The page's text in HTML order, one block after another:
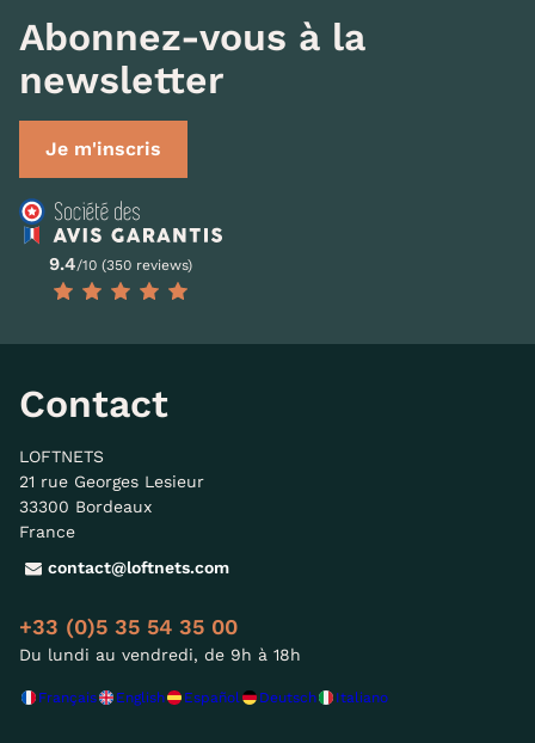
Abonnez-vous à la
newsletter
Je m'inscris
9.4/10 (350 reviews)
Contact
LOFTNETS
21 rue Georges Lesieur
33300 Bordeaux
France
contact@loftnets.com
+33 (0)5 35 54 35 00
Du lundi au vendredi, de 9h à 18h
Français English Español Deutsch Italiano